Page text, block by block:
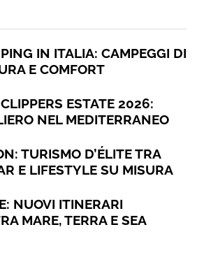
IN ITALIA: CAMPEGGI DI
E COMFORT
ESTATE 2026:
NEL MEDITERRANEO
TURISMO D’ÉLITE TRA
E LIFESTYLE SU MISURA
NUOVI ITINERARI
MARE, TERRA E SEA